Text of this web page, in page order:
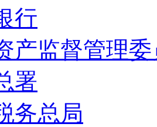
行
产监督管理
署
务总局